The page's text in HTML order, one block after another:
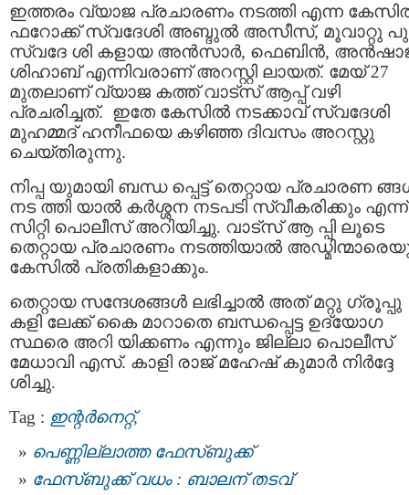
ഇത്തരം വ്യാജ പ്രചാരണം നടത്തി എന്ന
ഫറോക്ക് സ്വദേശി അബ്ദുൽ അസീസ്, മൂവാറ്റു
സ്വദേ ശി കളായ അൻസാർ, ഫെബിൻ,
ശിഹാബ് എന്നിവരാണ് അറസ്റ്റി ലായത്. മേയ് 27
മുതലാണ് വ്യാജ കത്ത് വാട്സ് ആപ്പ് വഴി
പ്രചരിച്ചത്. ഇതേ കേസിൽ നടക്കാവ് സ്വദേശി
മുഹമ്മദ് ഹനീഫയെ കഴിഞ്ഞ ദിവസം അറസ്റ്റു
ചെയ്തിരുന്നു.
നിപ്പ യുമായി ബന്ധ പ്പെട്ട് തെറ്റായ പ്രചാരണ
നട ത്തി യാൽ കർശ്ശന നടപടി സ്വീകരിക്കും എന്ന്
സിറ്റി പൊലീസ് അറിയിച്ചു. വാട്സ് ആ പ്പി ലൂടെ
തെറ്റായ പ്രചാരണം നടത്തിയാൽ
കേസിൽ പ്രതികളാക്കും.
തെറ്റായ സന്ദേശങ്ങള്‍ ലഭിച്ചാല്‍ അത് മറ്റു ഗ്രൂപ്പു
കളി ലേക്ക് കൈ മാറാതെ ബന്ധപ്പെട്ട ഉദ്യോഗ
സ്ഥരെ അറി യിക്കണം എന്നും ജില്ലാ പൊലീസ്
മേധാവി എസ്. കാളി രാജ് മഹേഷ് കുമാർ നിർദ്ദേ
ശിച്ചു.
Tag : ഇന്റര്‍നെറ്റ്‌,
പെണ്ണില്ലാത്ത ഫേസ്ബുക്ക്‌
ഫേസ്ബുക്ക് വധം : ബാലന് തടവ്